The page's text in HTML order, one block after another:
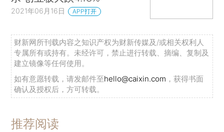
2021年06月16日 APP打开
财新网所刊载内容之知识产权为财新传媒及/或相关权利人
专属所有或持有。未经许可，禁止进行转载、摘编、复制及
建立镜像等任何使用。
如有意愿转载，请发邮件至hello@caixin.com ，获得书面
确认及授权后，方可转载。
推荐阅读